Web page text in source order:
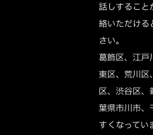
話しすること
絡いただける
さい。
葛飾区、江戸
東区、荒川区
区、渋谷区、
葉県市川市、
すくなってい